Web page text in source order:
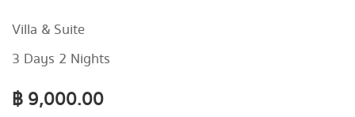
Villa & Suite
3 Days 2 Nights
฿ 9,000.00